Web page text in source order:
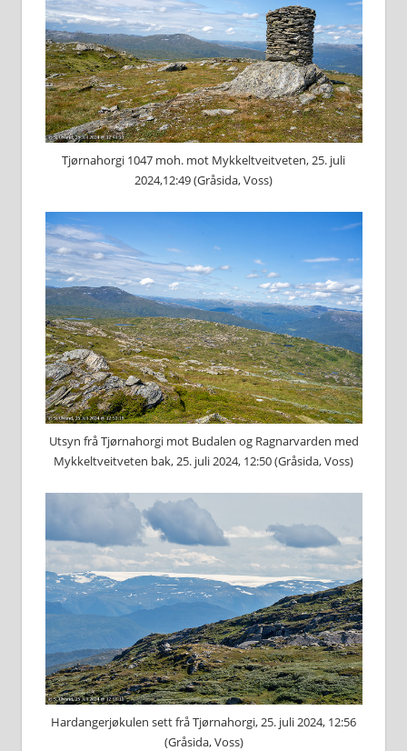
Tjørnahorgi 1047 moh. mot Mykkeltveitveten, 25. juli
2024,12:49 (Gråsida, Voss)
Utsyn frå Tjørnahorgi mot Budalen og Ragnarvarden med
Mykkeltveitveten bak, 25. juli 2024, 12:50 (Gråsida, Voss)
Hardangerjøkulen sett frå Tjørnahorgi, 25. juli 2024, 12:56
(Gråsida, Voss)